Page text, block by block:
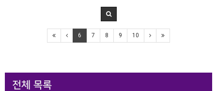
6 7 8 9 10
전체 목록